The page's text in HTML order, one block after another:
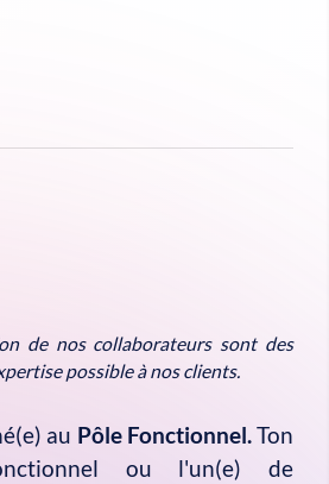
de nos collaborateurs sont des
possible à nos clients.
au Pôle Fonctionnel.Ton
ou l'un(e) de